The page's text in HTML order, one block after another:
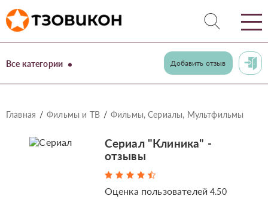
Все категории Добавить отзыв
Главная Фильмы и ТВ Фильмы, Сериалы, Мультфильмы
Сериал "Клиника" -
отзывы
Оценка пользователей4.50